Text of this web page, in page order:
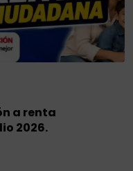
a renta
2026.